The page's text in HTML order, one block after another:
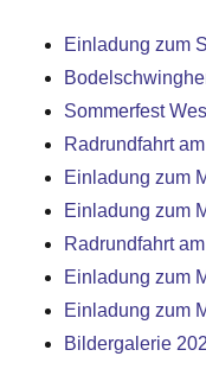
Einladung zum
Sommerfest
Radrundfahrt
Einladung zum
Einladung zum
Radrundfahrt
Einladung zum
Einladung zum
Bildergalerie